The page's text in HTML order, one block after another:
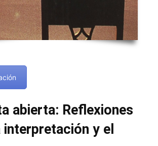
abierta: Reflexiones
y el